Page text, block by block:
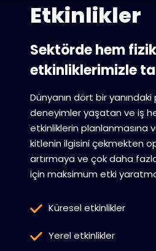
Etkinlikler
Sektörde hem
etkinliklerimizle
Dünyanın dört bir
deneyimler yaşatan ve iş
etkinliklerin planlanmasına
kitlenin ilgisini çekmekten
artırmaya ve çok daha
için maksimum etki
Küresel etkinlikler
Yerel etkinlikler